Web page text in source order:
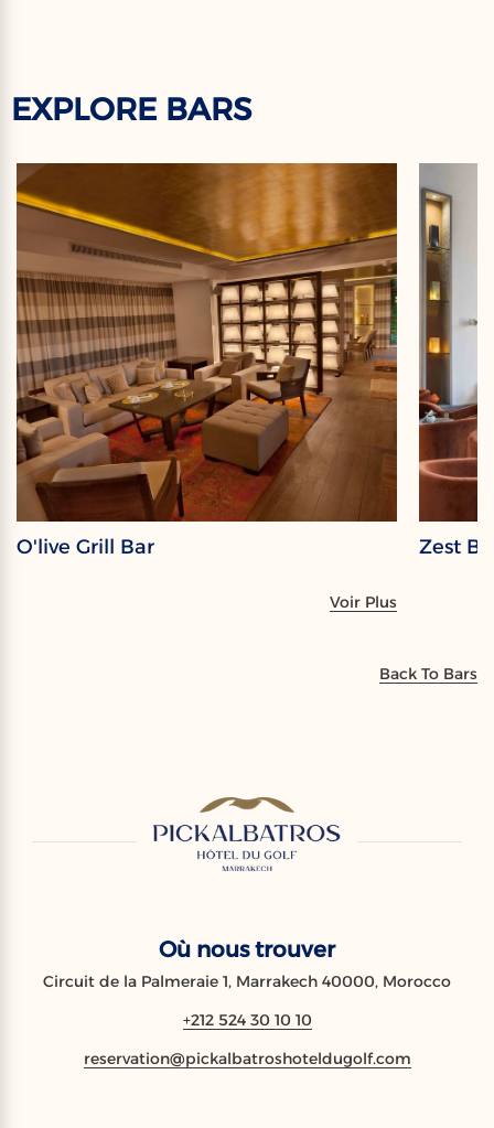
EXPLORE BARS
O'live Grill Bar
Voir Plus
Zest
Back To Bars
Où nous trouver
Circuit de la Palmeraie 1, Marrakech 40000, Morocco
+212 524 30 10 10
reservation@pickalbatroshoteldugolf.com